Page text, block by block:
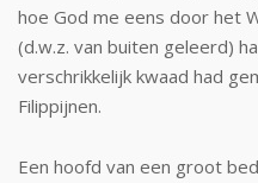
hoe God me eens door het
(d.w.z. van buiten geleerd)
verschrikkelijk kwaad had
Filippijnen.
Een hoofd van een groot